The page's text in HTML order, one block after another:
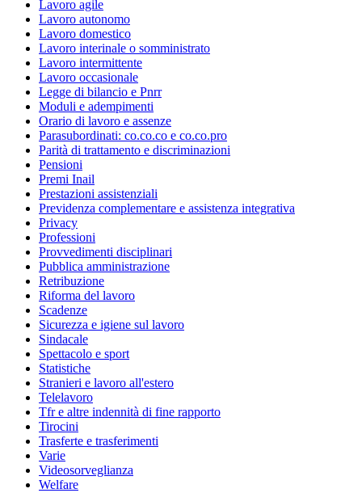
Lavoro agile
Lavoro autonomo
Lavoro domestico
Lavoro interinale o somministrato
Lavoro intermittente
Lavoro occasionale
Legge di bilancio e Pnrr
Moduli e adempimenti
Orario di lavoro e assenze
Parasubordinati: co.co.co e co.co.pro
Parità di trattamento e discriminazioni
Pensioni
Premi Inail
Prestazioni assistenziali
Previdenza complementare e assistenza integrativa
Privacy
Professioni
Provvedimenti disciplinari
Pubblica amministrazione
Retribuzione
Riforma del lavoro
Scadenze
Sicurezza e igiene sul lavoro
Sindacale
Spettacolo e sport
Statistiche
Stranieri e lavoro all'estero
Telelavoro
Tfr e altre indennità di fine rapporto
Tirocini
Trasferte e trasferimenti
Varie
Videosorveglianza
Welfare